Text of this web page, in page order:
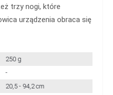
trzy nogi, które
urządzenia obraca się
250 g
-
20,5 - 94,2 cm